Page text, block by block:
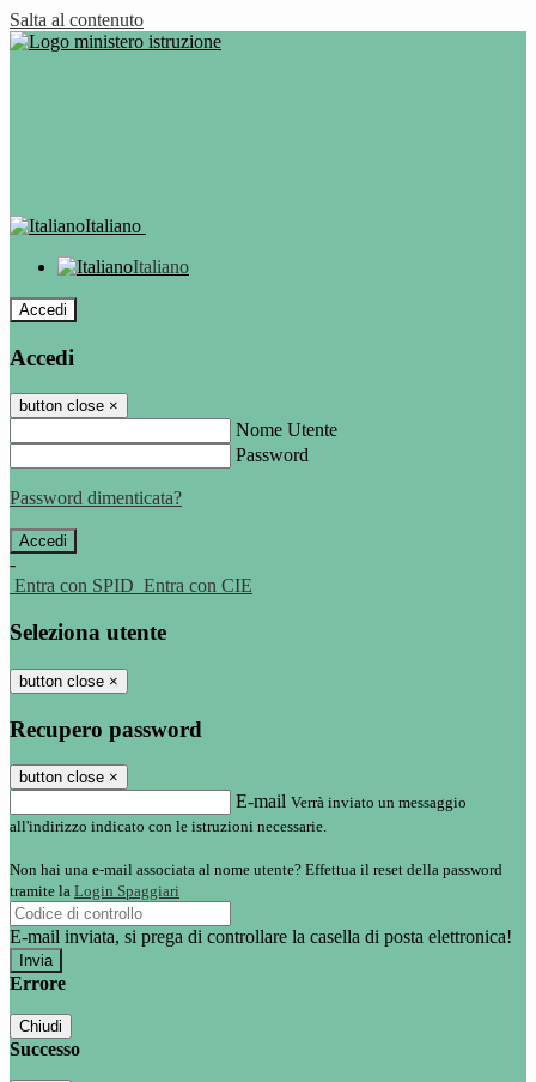
Salta al contenuto
Italiano
Italiano
Accedi
Accedi
button close ×
Nome Utente
Password
Password dimenticata?
-
Entra con SPID Entra con CIE
Seleziona utente
button close ×
Recupero password
button close ×
E-mail Verrà inviato un messaggio
all'indirizzo indicato con le istruzioni necessarie.
Non hai una e-mail associata al nome utente? Effettua il reset della password
tramite la Login Spaggiari
E-mail inviata, si prega di controllare la casella di posta elettronica!
Errore
Chiudi
Successo